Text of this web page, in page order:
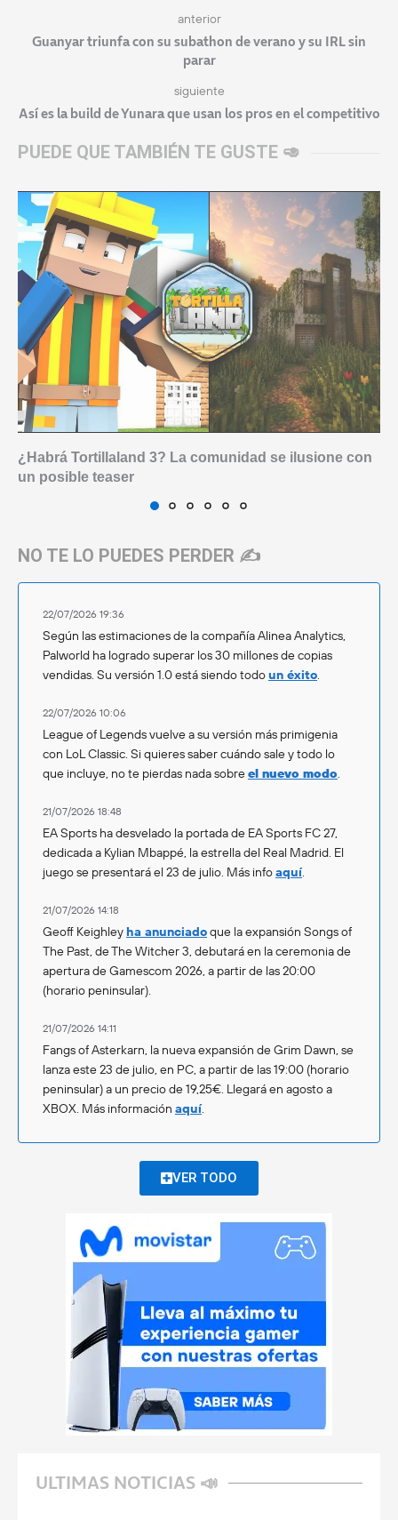
anterior
Guanyar triunfa con su subathon de verano y su IRL sin
parar
siguiente
Así es la build de Yunara que usan los pros en el competitivo
PUEDE QUE TAMBIÉN TE GUSTE 🥑
¿Habrá Tortillaland 3? La comunidad se ilusione con
un posible teaser
NO TE LO PUEDES PERDER ✍️
22/07/2026 19:36
Según las estimaciones de la compañía Alinea Analytics,
Palworld ha logrado superar los 30 millones de copias
vendidas. Su versión 1.0 está siendo todoun éxito.
22/07/2026 10:06
League of Legends vuelve a su versión más primigenia
con LoL Classic. Si quieres saber cuándo sale y todo lo
que incluye, no te pierdas nada sobreel nuevo modo.
21/07/2026 18:48
EA Sports ha desvelado la portada de EA Sports FC 27,
dedicada a Kylian Mbappé, la estrella del Real Madrid. El
juego se presentará el 23 de julio. Más infoaquí.
21/07/2026 14:18
Geoff Keighley ha anunciadoque la expansión Songs of
The Past, de The Witcher 3, debutará en la ceremonia de
apertura de Gamescom 2026, a partir de las 20:00
(horario peninsular).
21/07/2026 14:11
Fangs of Asterkarn, la nueva expansión de Grim Dawn, se
lanza este 23 de julio, en PC, a partir de las 19:00 (horario
peninsular) a un precio de 19,25€. Llegará en agosto a
XBOX. Más información aquí.
VER TODO
ULTIMAS NOTICIAS 📣